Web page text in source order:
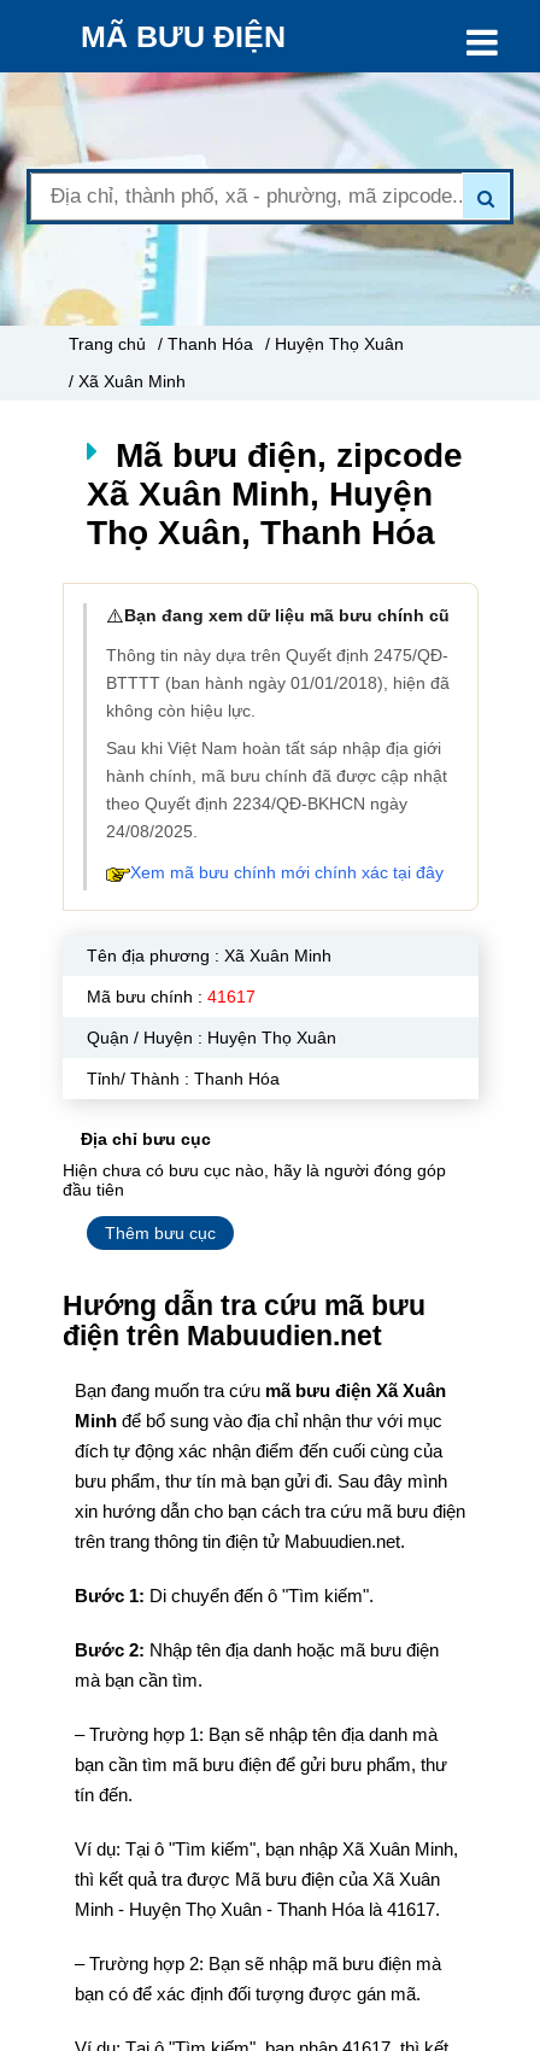
MÃ BƯU ĐIỆN
Trang chủ / Thanh Hóa
/ Huyện Thọ Xuân
/ Xã Xuân Minh
Mã bưu điện, zipcode
Xã Xuân Minh, Huyện
Thọ Xuân, Thanh Hóa
⚠️Bạn đang xem dữ liệu mã bưu chính cũ
Thông tin này dựa trên Quyết định 2475/QĐ-
BTTTT (ban hành ngày 01/01/2018), hiện đã
không còn hiệu lực.
Sau khi Việt Nam hoàn tất sáp nhập địa giới
hành chính, mã bưu chính đã được cập nhật
theo Quyết định 2234/QĐ-BKHCN ngày
24/08/2025.
Xem mã bưu chính mới chính xác tại đây
Tên địa phương : Xã Xuân Minh
Mã bưu chính : 41617
Quận / Huyện : Huyện Thọ Xuân
Tỉnh/ Thành : Thanh Hóa
Địa chỉ bưu cục
Hiện chưa có bưu cục nào, hãy là người đóng góp
đầu tiên
Thêm bưu cục
Hướng dẫn tra cứu mã bưu
điện trên Mabuudien.net
Bạn đang muốn tra cứu mã bưu điện Xã Xuân
Minh để bổ sung vào địa chỉ nhận thư với mục
đích tự động xác nhận điểm đến cuối cùng của
bưu phẩm, thư tín mà bạn gửi đi. Sau đây mình
xin hướng dẫn cho bạn cách tra cứu mã bưu điện
trên trang thông tin điện tử Mabuudien.net.
Bước 1: Di chuyển đến ô "Tìm kiếm".
Bước 2: Nhập tên địa danh hoặc mã bưu điện
mà bạn cần tìm.
– Trường hợp 1: Bạn sẽ nhập tên địa danh mà
bạn cần tìm mã bưu điện để gửi bưu phẩm, thư
tín đến.
Ví dụ: Tại ô "Tìm kiếm", bạn nhập Xã Xuân Minh,
thì kết quả tra được Mã bưu điện của Xã Xuân
Minh - Huyện Thọ Xuân - Thanh Hóa là 41617.
– Trường hợp 2: Bạn sẽ nhập mã bưu điện mà
bạn có để xác định đối tượng được gán mã.